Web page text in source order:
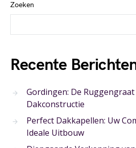
Zoeken
Recente
Gordingen: De
Dakconstructie
Perfect Dakkapellen: Uw
Ideale Uitbouw